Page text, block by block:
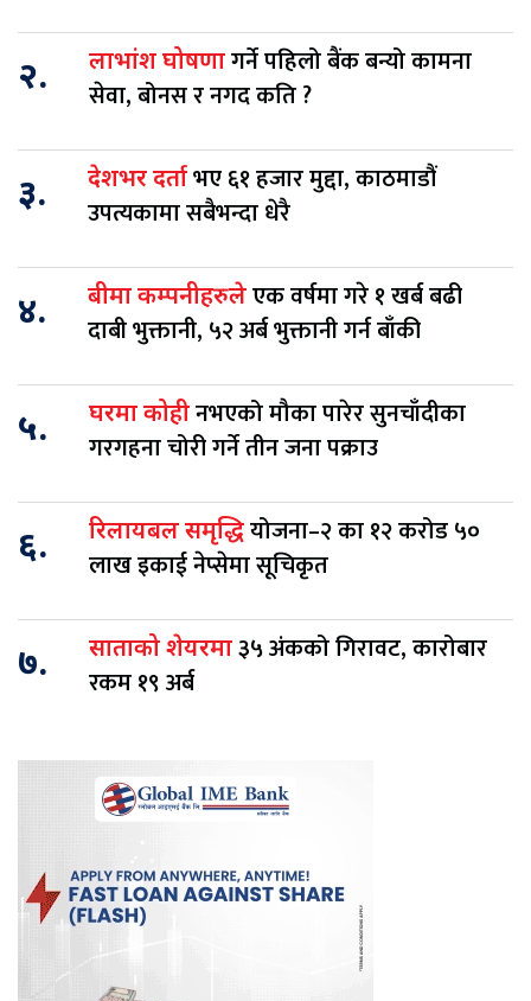
२. लाभांश घोषणागर्ने पहिलो बैंक बन्यो कामना
सेवा, बोनस र नगद कति ?
३. देशभर दर्ताभए ६१ हजार मुद्दा, काठमाडौं
उपत्यकामा सबैभन्दा धेरै
४. बीमा कम्पनीहरुलेएक वर्षमा गरे १ खर्ब बढी
दाबी भुक्तानी, ५२ अर्ब भुक्तानी गर्न बाँकी
५. घरमा कोहीनभएको मौका पारेर सुनचाँदीका
गरगहना चोरी गर्ने तीन जना पक्राउ
६. रिलायबल समृद्धियोजना–२ का १२ करोड ५०
लाख इकाई नेप्सेमा सूचिकृत
७. साताको शेयरमा३५ अंकको गिरावट, कारोबार
रकम १९ अर्ब